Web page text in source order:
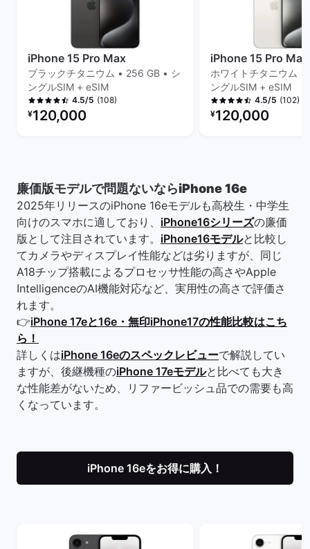
iPhone 15 Pro Max
ブラックチタニウム • 256 GB • シ
ングルSIM + eSIM
4.5/5 (108)
リファービッシュ品の価格：
¥120,000
iPhone 15 Pro Max
ホワイトチタニウム •
ングルSIM + eSIM
4.5/5 (102)
リファービッシュ品の
¥120,000
廉価版モデルで問題ないならiPhone 16e
2025年リリースのiPhone 16eモデルも高校生・中学生
向けのスマホに適しており、 iPhone16シリーズの廉価
版として注目されています。 iPhone16モデルと比較し
てカメラやディスプレイ性能などは劣りますが、同じ
A18チップ搭載によるプロセッサ性能の高さやApple
IntelligenceのAI機能対応など、実用性の高さで評価さ
れます。
👉iPhone 17eと16e・無印iPhone17の性能比較はこち
ら！
詳しくはiPhone 16eのスペックレビューで解説してい
ますが、後継機種のiPhone 17eモデルと比べても大き
な性能差がないため、リファービッシュ品での需要も高
くなっています。
iPhone 16eをお得に購入！